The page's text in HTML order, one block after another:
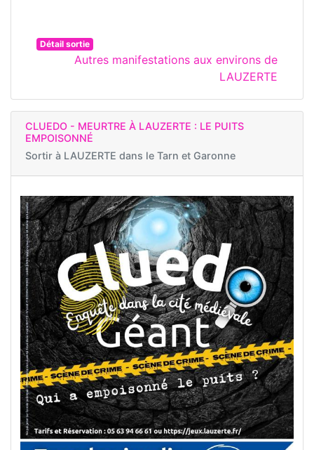
Détail sortie
Autres manifestations aux environs de
LAUZERTE
CLUEDO - MEURTRE À LAUZERTE : LE PUITS
EMPOISONNÉ
Sortir à LAUZERTE dans le Tarn et Garonne